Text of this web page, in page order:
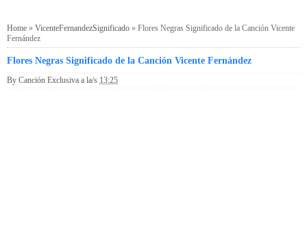
Home » VicenteFernandezSignificado » Flores Negras Significado de la Canción Vicente
Fernández
Flores Negras Significado de la Canción Vicente Fernández
By Canción Exclusiva a la/s 13:25